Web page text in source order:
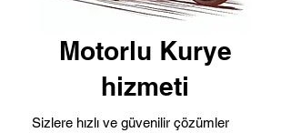
Motorlu Kurye
hizmeti
Sizlere hızlı ve güvenilir çözümler